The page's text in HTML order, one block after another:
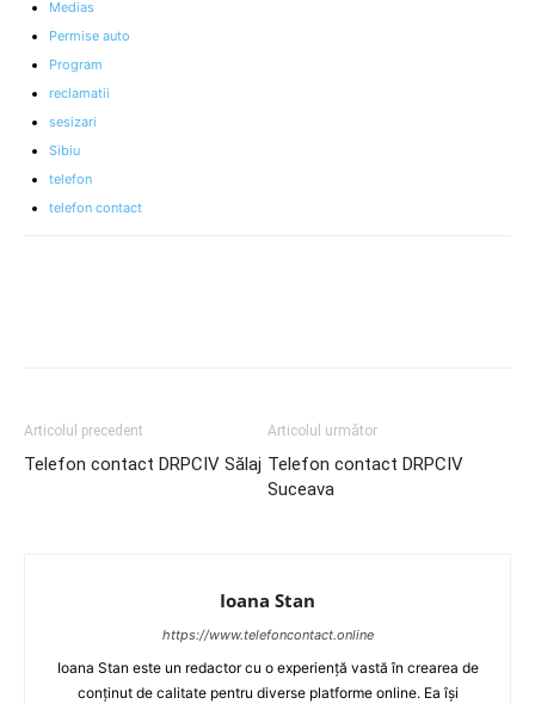
Medias
Permise auto
Program
reclamatii
sesizari
Sibiu
telefon
telefon contact
Articolul precedent
Telefon contact DRPCIV Sălaj
Articolul următor
Telefon contact DRPCIV
Suceava
Ioana Stan
https://www.telefoncontact.online
Ioana Stan este un redactor cu o experiență vastă în crearea de
conținut de calitate pentru diverse platforme online. Ea își